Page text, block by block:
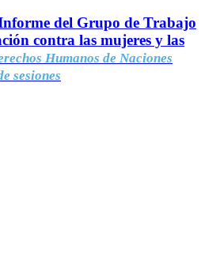
del Grupo de Trabajo
contra las mujeres y las
Humanos de Naciones
sesiones